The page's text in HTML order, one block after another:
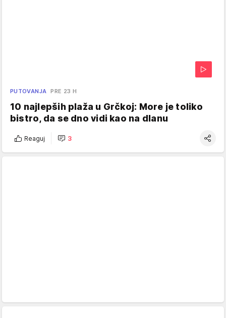
PUTOVANJA PRE 23 H
10 najlepših plaža u Grčkoj: More je toliko
bistro, da se dno vidi kao na dlanu
Reaguj 3